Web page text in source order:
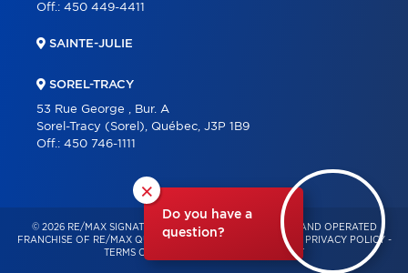
×
Do you have a
question?
Off.: 450 449-4411
SAINTE-JULIE
SOREL-TRACY
53 Rue George , Bur. A
Sorel-Tracy (Sorel), Québec, J3P 1B9
Off.: 450 746-1111
© 2026 RE/MAX SIGNATURE – INDEPENDENTLY OWNED AND OPERATED
FRANCHISE OF RE/MAX QUÉBEC – ALL RIGHTS RESERVED -
PRIVACY POLICY -
TERMS OF USE
CONSENT MANAGEMENT